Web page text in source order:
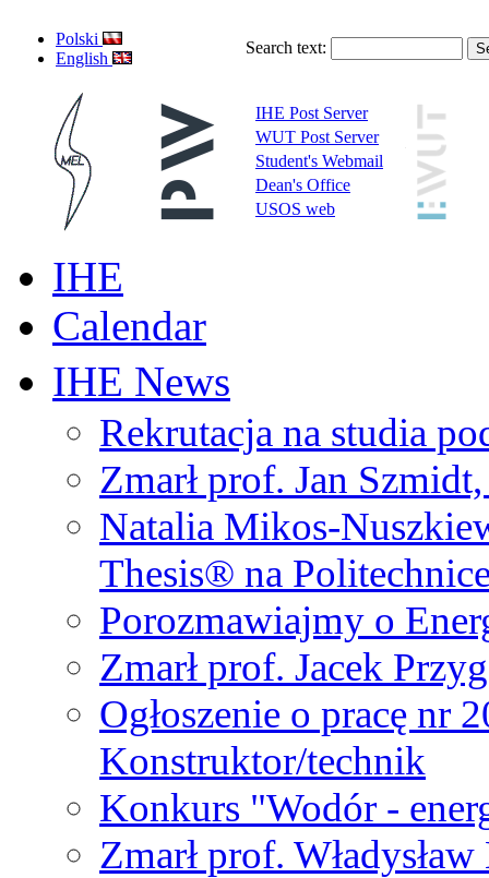
Polski
English
Search text:
IHE Post Server
WUT Post Server
Student's Webmail
Dean's Office
USOS web
IHE
Calendar
IHE News
Rekrutacja na studia
Zmarł prof. Jan
Natalia Mikos-
Thesis® na
Porozmawiajmy o
Zmarł prof. Jacek
Ogłoszenie o pracę nr
Konstruktor/technik
Konkurs "Wodór -
Zmarł prof.